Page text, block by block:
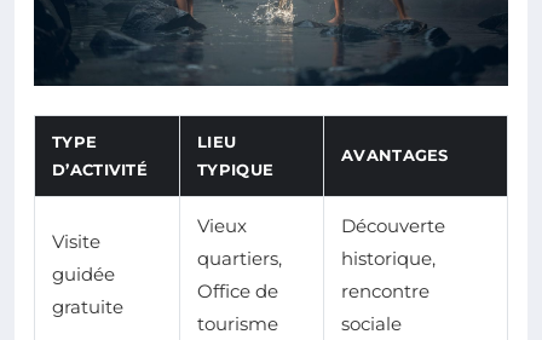
TYPE
D’ACTIVITÉ
LIEU
TYPIQUE
AVANTAGES
Visite
guidée
gratuite
Vieux
quartiers,
Office de
tourisme
Découverte
historique,
rencontre
sociale